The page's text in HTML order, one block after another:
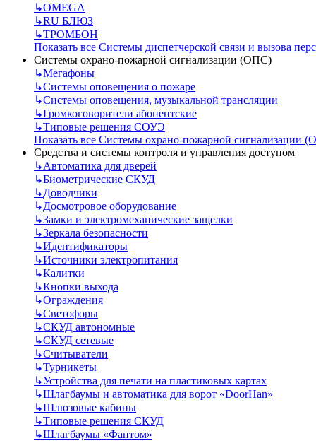
↳OMEGA
↳RU БЛЮЗ
↳ТРОМБОН
Показать все Системы диспетчерской связи и вызова
Системы охрано-пожарной сигнализации (ОПС)
↳Мегафоны
↳Системы оповещения о пожаре
↳Системы оповещения, музыкальной трансляции
↳Громкоговорители абонентские
↳Типовые решения СОУЭ
Показать все Системы охрано-пожарной сигнализации
Средства и системы контроля и управления доступом
↳Автоматика для дверей
↳Биометрические СКУД
↳Доводчики
↳Досмотровое оборудование
↳Замки и электромеханические защелки
↳Зеркала безопасности
↳Идентификаторы
↳Источники электропитания
↳Калитки
↳Кнопки выхода
↳Ограждения
↳Светофоры
↳СКУД автономные
↳СКУД сетевые
↳Считыватели
↳Турникеты
↳Устройства для печати на пластиковых картах
↳Шлагбаумы и автоматика для ворот «DoorHan»
↳Шлюзовые кабины
↳Типовые решения СКУД
↳Шлагбаумы «Фантом»